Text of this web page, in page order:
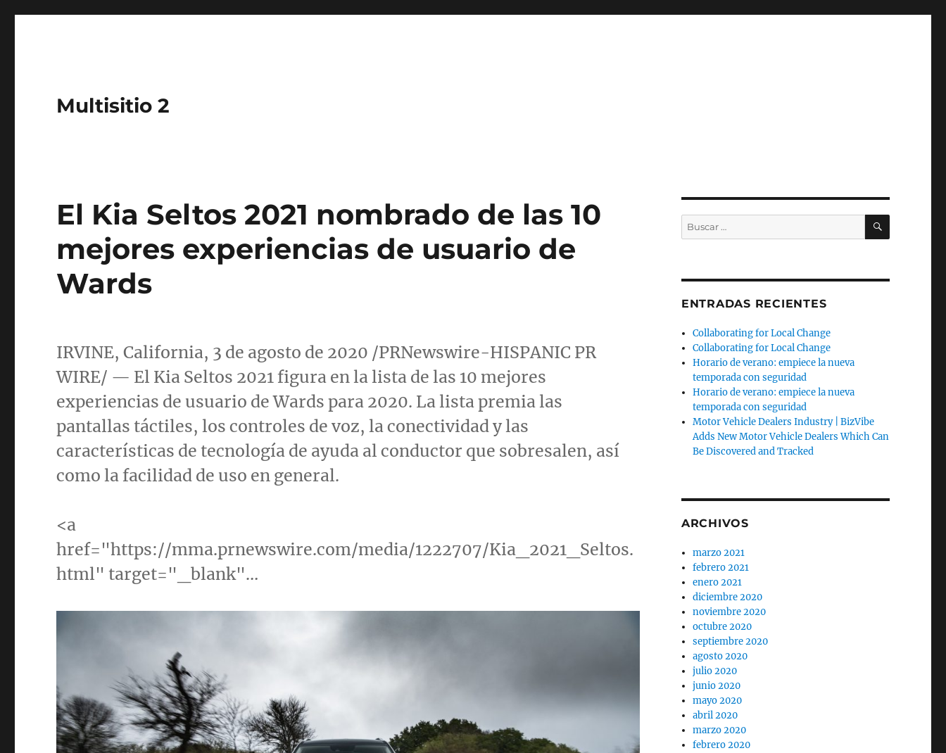
Multisitio 2
El Kia Seltos 2021 nombrado de las 10
mejores experiencias de usuario de
Wards
IRVINE, California, 3 de agosto de 2020 /PRNewswire-HISPANIC PR
WIRE/ — El Kia Seltos 2021 figura en la lista de las 10 mejores
experiencias de usuario de Wards para 2020. La lista premia las
pantallas táctiles, los controles de voz, la conectividad y las
características de tecnología de ayuda al conductor que sobresalen, así
como la facilidad de uso en general.
<a
href="https://mma.prnewswire.com/media/1222707/Kia_2021_Seltos.
html" target="_blank"…
Buscar
por:
BUSCAR
ENTRADAS RECIENTES
Collaborating for Local Change
Collaborating for Local Change
Horario de verano: empiece la nueva
temporada con seguridad
Horario de verano: empiece la nueva
temporada con seguridad
Motor Vehicle Dealers Industry | BizVibe
Adds New Motor Vehicle Dealers Which Can
Be Discovered and Tracked
ARCHIVOS
marzo 2021
febrero 2021
enero 2021
diciembre 2020
noviembre 2020
octubre 2020
septiembre 2020
agosto 2020
julio 2020
junio 2020
mayo 2020
abril 2020
marzo 2020
febrero 2020